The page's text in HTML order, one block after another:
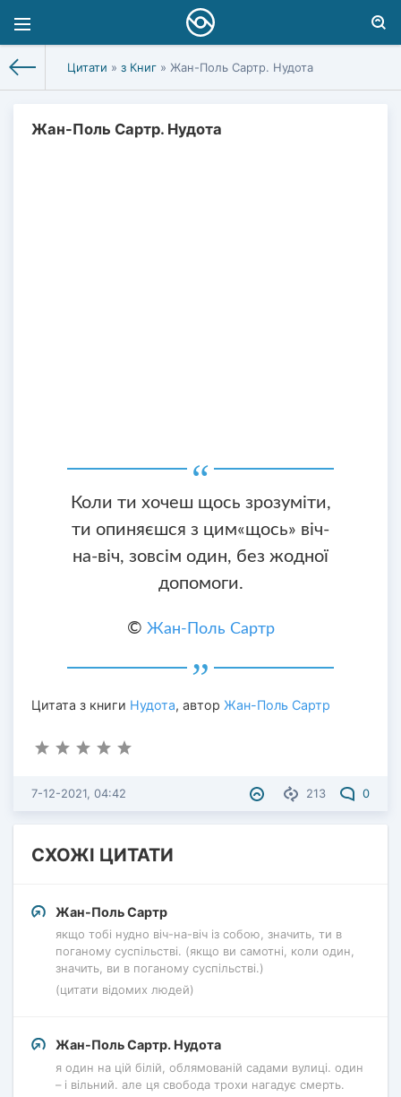
Цитати » з Книг » Жан-Поль Сартр. Нудота
Жан-Поль Сартр. Нудота
Коли ти хочеш щось зрозуміти,
ти опиняєшся з цим«щось» віч-
на-віч, зовсім один, без жодної
допомоги.
© Жан-Поль Сартр
Цитата з книги Нудота, автор Жан-Поль Сартр
213 0
7-12-2021, 04:42
СХОЖІ ЦИТАТИ
Жан-Поль Сартр
якщо тобі нудно віч-на-віч із собою, значить, ти в
поганому суспільстві. (якщо ви самотні, коли один,
значить, ви в поганому суспільстві.)
(цитати відомих людей)
Жан-Поль Сартр. Нудота
я один на цій білій, облямованій садами вулиці. один
– і вільний. але ця свобода трохи нагадує смерть.